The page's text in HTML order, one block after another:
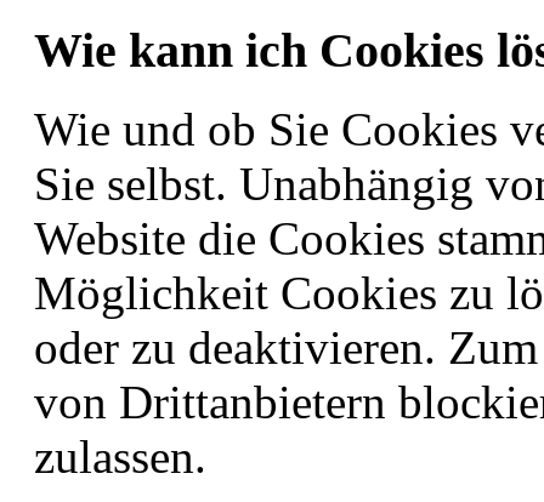
Wie kann ich Cookies
Wie und ob Sie Cookies
Sie selbst. Unabhängig
Website die Cookies
Möglichkeit Cookies zu
oder zu deaktivieren.
von Drittanbietern
zulassen.